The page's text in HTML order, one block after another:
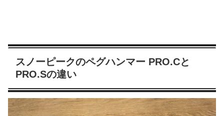
スノーピークのペグハンマー PRO.Cと
PRO.Sの違い